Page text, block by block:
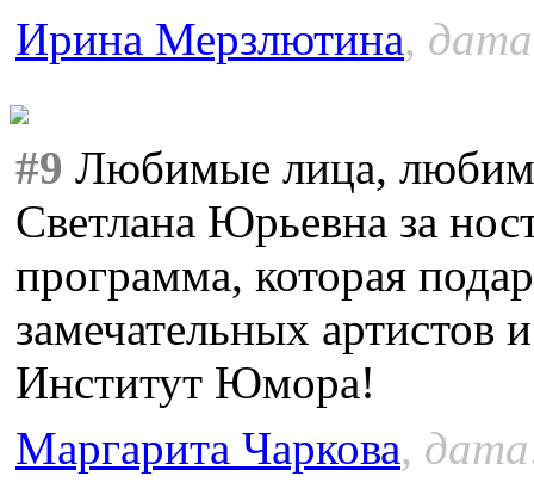
Ирина Мерзлютина,
#9 Любимые лица,
Светлана Юрьевна за
программа, которая
замечательных артистов
Институт Юмора!
Маргарита Чаркова,